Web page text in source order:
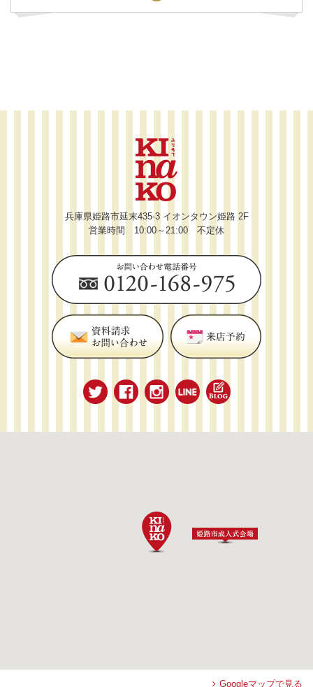
兵庫県姫路市延末435-3 イオンタウン姫路 2F
営業時間 10:00～21:00 不定休
Googleマップで見る